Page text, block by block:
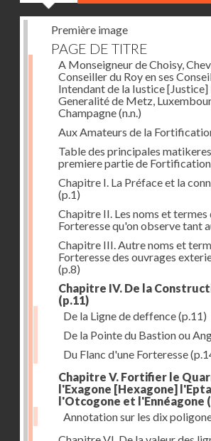
Première image
PAGE DE TITRE
A Monseigneur de Choisy,
Conseiller du Roy en ses
Intendant de la Iustice [Justice]
Generalité de Metz,
Champagne(n.n.)
Aux Amateurs de la
Table des principales
premiere partie de Fortification
Chapitre I. La Préface et la
(p.1)
Chapitre II. Les noms et
Forteresse qu'on observe tant
Chapitre III. Autre noms et
Forteresse des ouvrages
(p.8)
Chapitre IV. De la
(p.11)
De la Ligne de deffence(p.11)
De la Pointe du Bastion ou
Du Flanc d'une Forteresse
Chapitre V. Fortifier le
l'Exagone [Hexagone]
l'Otcogone et l'Ennéagone
Annotation sur les dix